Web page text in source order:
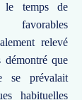
le temps de
favorables
relevé
démontré que
se prévalait
habituelles